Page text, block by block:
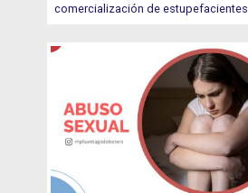
comercialización de estupefacientes